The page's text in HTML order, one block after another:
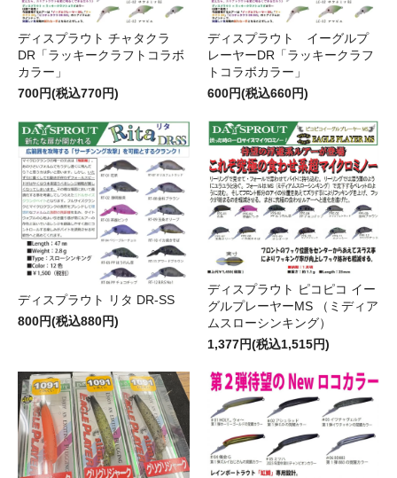
ディスプラウト チャタクラ
DR「ラッキークラフトコラボ
カラー」
700円(税込770円)
ディスプラウト イーグルプ
レーヤーDR「ラッキークラフ
トコラボカラー」
600円(税込660円)
ディスプラウト リタ DR-SS
800円(税込880円)
ディスプラウト ピコピコ イー
グルプレーヤーMS （ミディア
ムスローシンキング）
1,377円(税込1,515円)